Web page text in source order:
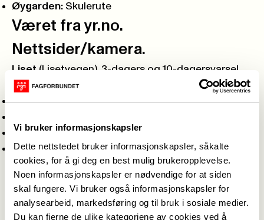
Vi bruker informasjonskapsler
Dette nettstedet bruker informasjonskapsler, såkalte
cookies, for å gi deg en best mulig brukeropplevelse.
Noen informasjonskapsler er nødvendige for at siden
skal fungere. Vi bruker også informasjonskapsler for
analysearbeid, markedsføring og til bruk i sosiale medier.
Du kan fjerne de ulike kategoriene av cookies ved å
Øygarden: Skulerute
Været fra yr.no.
Nettsider/kamera.
Liset (Lisetvegen), 3-dagers og10-dagersvarsel
Dyranut,Geilo
Sysendalen skieldorado
Leiro ved veibom(trafikkamera)
Dyranut(trafikkamera)
Oppheim(Sundsvålsvegen),kort-og
langtidsvarsel
Myrkdalen fjellandsby,
langtidsvarsel
Vossevangen,
kort- og
langtidsvarsel